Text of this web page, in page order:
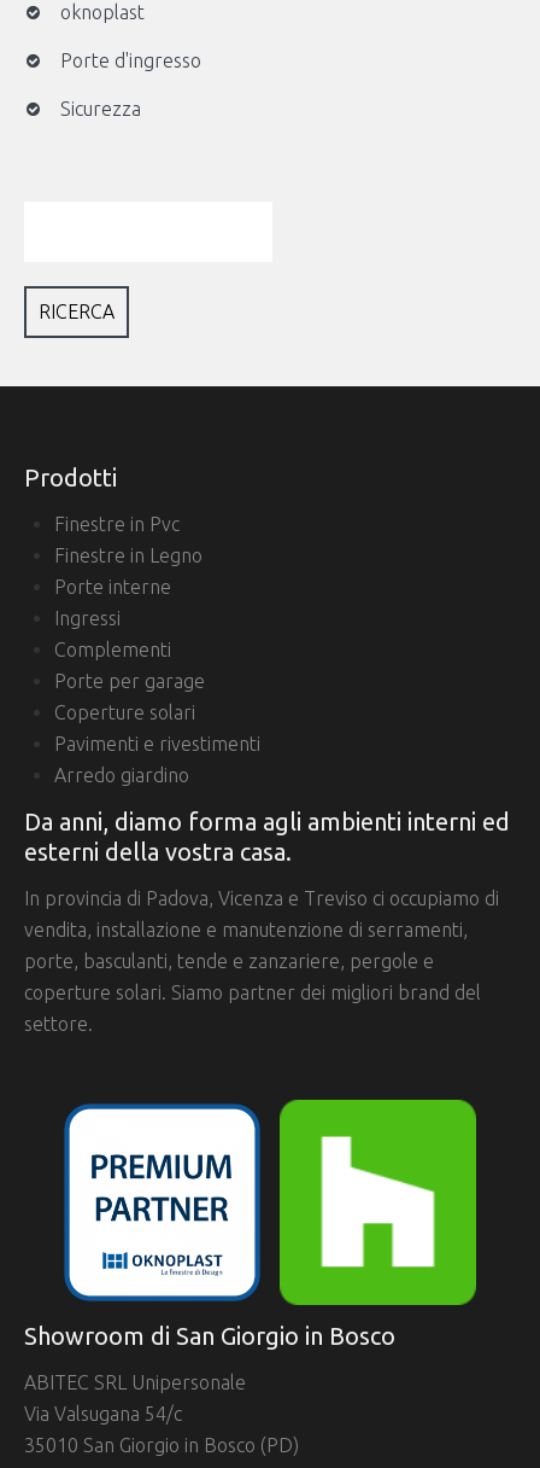
oknoplast
Porte d'ingresso
Sicurezza
Prodotti
Finestre in Pvc
Finestre in Legno
Porte interne
Ingressi
Complementi
Porte per garage
Coperture solari
Pavimenti e rivestimenti
Arredo giardino
Da anni, diamo forma agli ambienti interni ed
esterni della vostra casa.
In provincia di Padova, Vicenza e Treviso ci occupiamo di
vendita, installazione e manutenzione di serramenti,
porte, basculanti, tende e zanzariere, pergole e
coperture solari. Siamo partner dei migliori brand del
settore.
Showroom di San Giorgio in Bosco
ABITEC SRL Unipersonale
Via Valsugana 54/c
35010 San Giorgio in Bosco (PD)